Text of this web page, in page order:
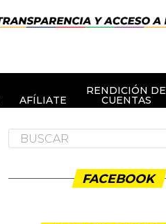
AFÍLIATE
RENDICIÓN DE
CUENTAS
FACEBOOK